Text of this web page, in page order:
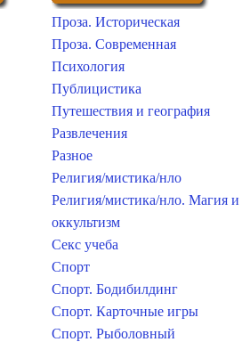
Проза. Историческая
Проза. Современная
Психология
Публицистика
Путешествия и география
Развлечения
Разное
Религия/мистика/нло
Религия/мистика/нло. Магия и
оккультизм
Секс учеба
Спорт
Спорт. Бодибилдинг
Спорт. Карточные игры
Спорт. Рыболовный